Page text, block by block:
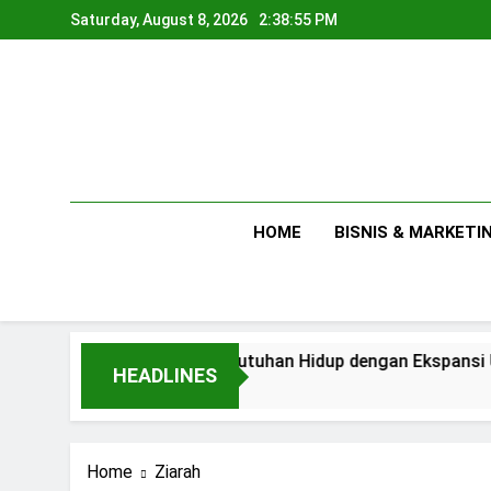
to
Saturday, August 8, 2026 2:38:55 PM
HOME BISNIS &
HEADLINES
Antara Kebutuhan Hidup dengan Ekspansi Usaha
Home Ziarah